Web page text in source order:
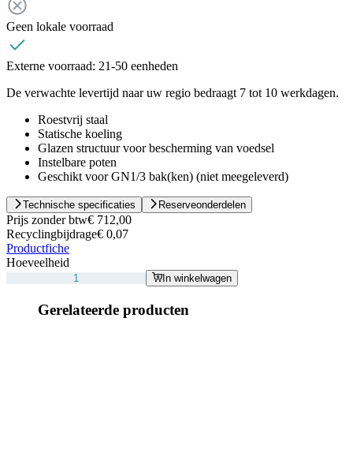
Geen lokale voorraad
Externe voorraad: 21-50 eenheden
De verwachte levertijd naar uw regio bedraagt 7 tot 10 werkdagen.
Roestvrij staal
Statische koeling
Glazen structuur voor bescherming van voedsel
Instelbare poten
Geschikt voor GN1/3 bak(ken) (niet meegeleverd)
Technische specificaties Reserveonderdelen
Prijs zonder btw€ 712,00
Recyclingbijdrage€ 0,07
Productfiche
Hoeveelheid
In winkelwagen
Gerelateerde producten